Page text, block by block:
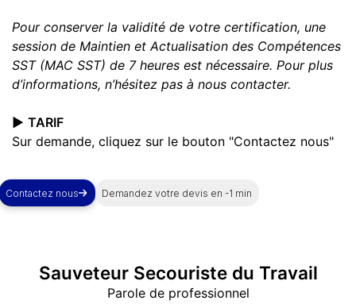
Pour conserver la validité de votre certification, une
session de Maintien et Actualisation des Compétences
SST (MAC SST) de 7 heures est nécessaire. Pour plus
d’informations, n’hésitez pas à nous contacter.
▶️ TARIF
Sur demande, cliquez sur le bouton "Contactez nous"
Contactez nous Demandez votre devis en -1 min
Sauveteur Secouriste du Travail
Parole de professionnel